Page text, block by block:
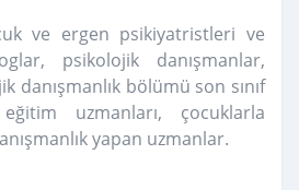
ve ergen psikiyatristleri ve
psikolojik danışmanlar,
danışmanlık bölümü son sınıf
uzmanları, çocuklarla
yapan uzmanlar.